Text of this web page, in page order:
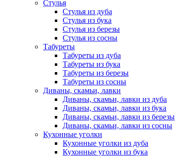
Стулья
Стулья из дуба
Стулья из бука
Стулья из березы
Стулья из сосны
Табуреты
Табуреты из дуба
Табуреты из бука
Табуреты из березы
Табуреты из сосны
Диваны, скамьи, лавки
Диваны, скамьи, лавки из дуба
Диваны, скамьи, лавки из бука
Диваны, скамьи, лавки из березы
Диваны, скамьи, лавки из сосны
Кухонные уголки
Кухонные уголки из дуба
Кухонные уголки из бука